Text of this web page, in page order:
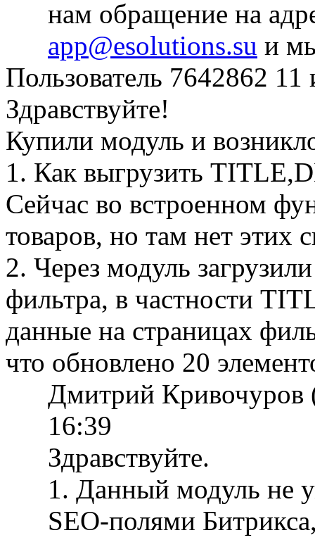
нам обращение на
app@esolutions.su и
Пользователь 7642862 11
Здравствуйте!
Купили модуль и
1. Как выгрузить
Сейчас во встроенном
товаров, но там нет этих
2. Через модуль
фильтра, в частности
данные на страницах
что обновлено 20
Дмитрий Кривочуров
16:39
Здравствуйте.
1. Данный модуль не
SEO-полями